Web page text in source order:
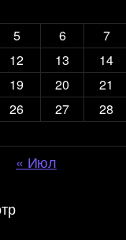
5 6 7
12 13 14
19 20 21
26 27 28
« Июл